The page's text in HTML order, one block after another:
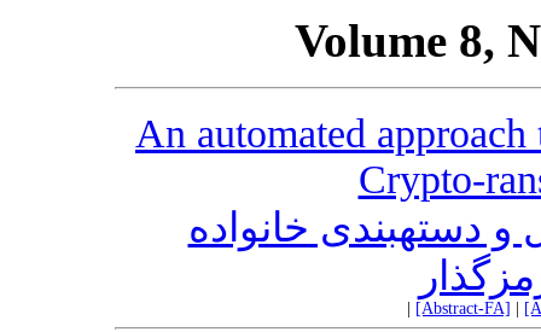
Volume 8,
An automated
Crypto-
دستهبندی خانواده
[Abstract-FA]